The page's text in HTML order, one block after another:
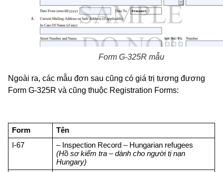
Form G-325R mẫu
Ngoài ra, các mẫu đơn sau cũng có giá trị tương đương
Form G-325R và cũng thuộc Registration Forms:
Form
Tên
I-67
– Inspection Record – Hungarian refugees
(Hồ sơ kiểm tra – dành cho người tị nạn
Hungary)